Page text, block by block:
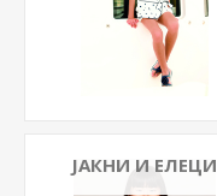
ЈАКНИ И ЕЛЕЦИ